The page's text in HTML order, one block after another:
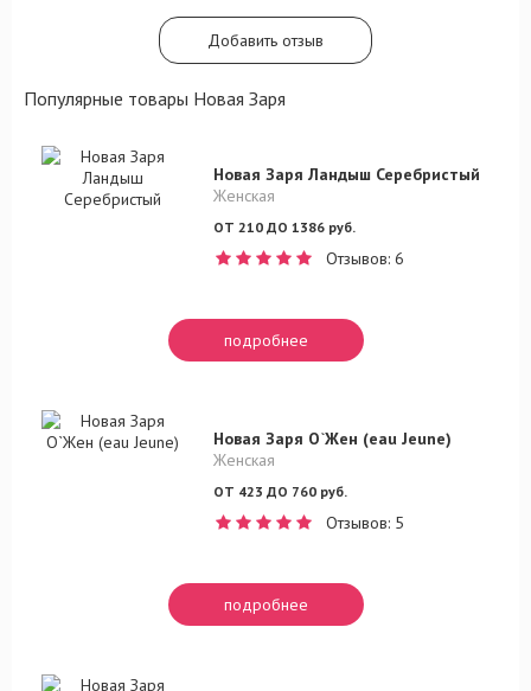
Добавить отзыв
Популярные товары Новая Заря
Новая Заря Ландыш Серебристый
Женская
ОТ 210 ДО 1386 руб.
Отзывов: 6
подробнее
Новая Заря О`Жен (eau Jeune)
Женская
ОТ 423 ДО 760 руб.
Отзывов: 5
подробнее